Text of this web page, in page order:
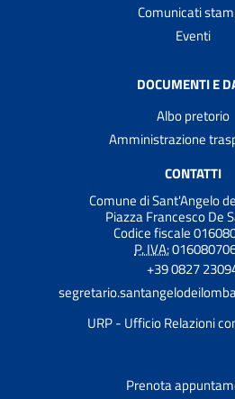
Comunicati
Eventi
DOCUMENTI E
Albo pretorio
Amministrazione
CONTATTI
Comune di Sant'Angelo
Piazza Francesco De
Codice fiscale
P. IVA:
+39 0827
URP - Ufficio Relazioni
Prenota